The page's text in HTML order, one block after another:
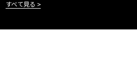
すべて見る